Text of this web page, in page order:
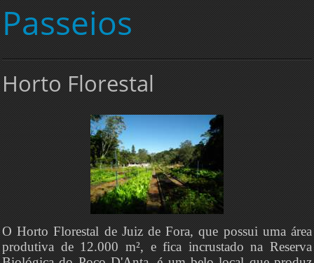
Passeios
Horto Florestal
O Horto Florestal de Juiz de Fora, que possui uma área
produtiva de 12.000 m², e fica incrustado na Reserva